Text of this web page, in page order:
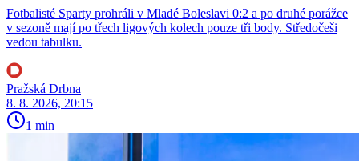
Fotbalisté Sparty prohráli v Mladé Boleslavi 0:2 a po druhé porážce
v sezoně mají po třech ligových kolech pouze tři body. Středočeši
vedou tabulku.
Pražská Drbna
8. 8. 2026, 20:15
1 min